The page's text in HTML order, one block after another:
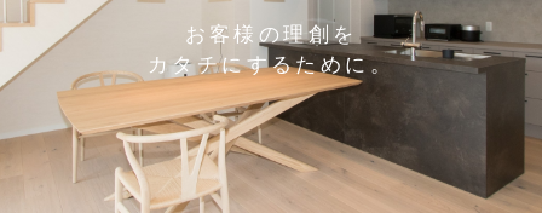
お客様の理創を
カタチにするために。